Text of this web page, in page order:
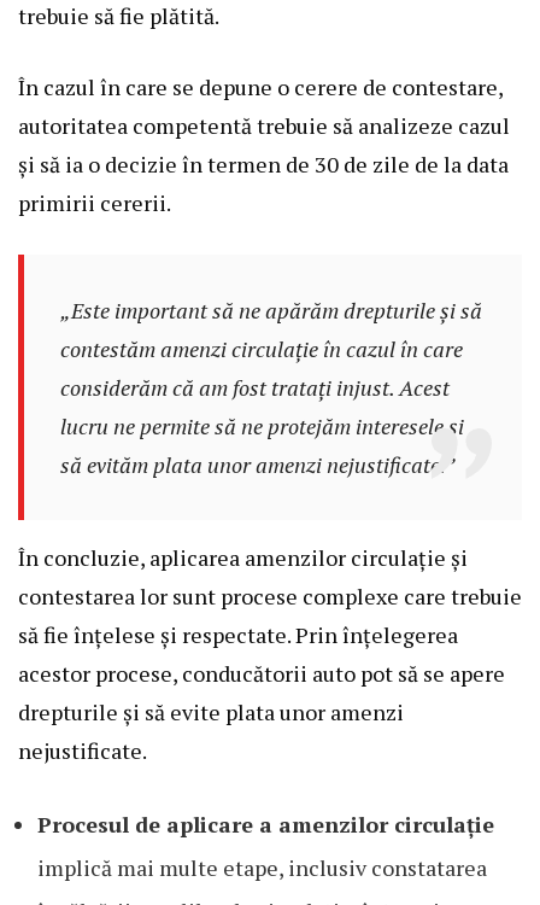
trebuie să fie plătită.
În cazul în care se depune o cerere de contestare,
autoritatea competentă trebuie să analizeze cazul
și să ia o decizie în termen de 30 de zile de la data
primirii cererii.
„Este important să ne apărăm drepturile și să
contestăm amenzi circulație în cazul în care
considerăm că am fost tratați injust. Acest
lucru ne permite să ne protejăm interesele și
să evităm plata unor amenzi nejustificate.”
În concluzie, aplicarea amenzilor circulație și
contestarea lor sunt procese complexe care trebuie
să fie înțelese și respectate. Prin înțelegerea
acestor procese, conducătorii auto pot să se apere
drepturile și să evite plata unor amenzi
nejustificate.
Procesul de aplicare a amenzilor circulație
implică mai multe etape, inclusiv constatarea